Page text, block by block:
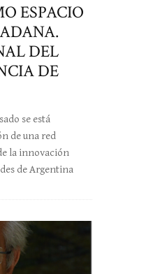
ESPACIO
DEL
DE
se está
de una red
la innovación
de Argentina